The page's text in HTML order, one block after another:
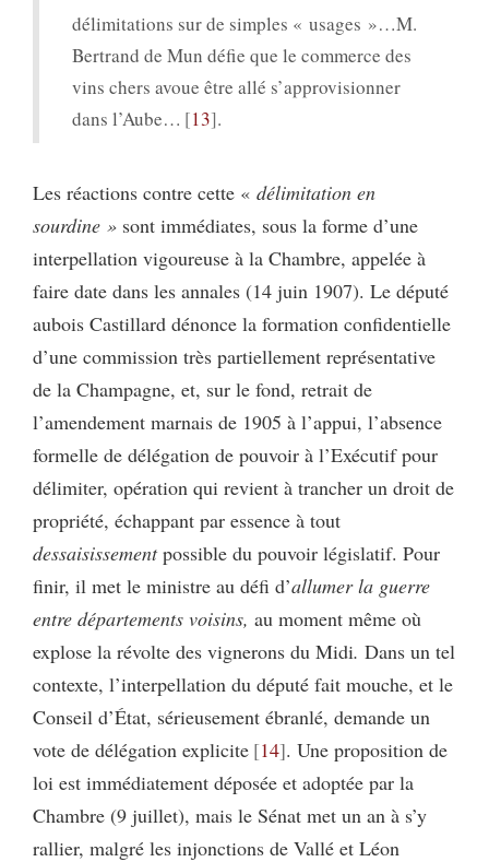
délimitations sur de simples « usages »…M.
Bertrand de Mun défie que le commerce des
vins chers avoue être allé s’approvisionner
dans l’Aube… 13 .
Les réactions contre cette « délimitation en
sourdine » sont immédiates, sous la forme d’une
interpellation vigoureuse à la Chambre, appelée à
faire date dans les annales (14 juin 1907). Le député
aubois Castillard dénonce la formation confidentielle
d’une commission très partiellement représentative
de la Champagne, et, sur le fond, retrait de
l’amendement marnais de 1905 à l’appui, l’absence
formelle de délégation de pouvoir à l’Exécutif pour
délimiter, opération qui revient à trancher un droit de
propriété, échappant par essence à tout
dessaisissementpossible du pouvoir législatif. Pour
finir, il met le ministre au défi d’allumer la guerre
entre départements voisins, au moment même où
explose la révolte des vignerons du Midi. Dans un tel
contexte, l’interpellation du député fait mouche, et le
Conseil d’État, sérieusement ébranlé, demande un
vote de délégation explicite 14 . Une proposition de
loi est immédiatement déposée et adoptée par la
Chambre (9 juillet), mais le Sénat met un an à s’y
rallier, malgré les injonctions de Vallé et Léon